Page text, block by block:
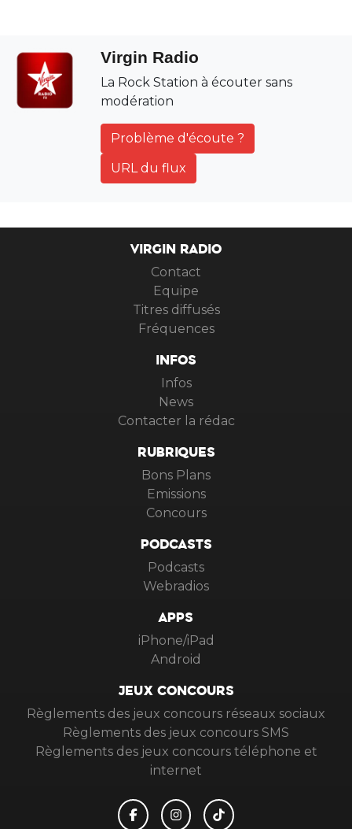
Virgin Radio
La Rock Station à écouter sans
modération
Problème d'écoute ?
URL du flux
VIRGIN RADIO
Contact
Equipe
Titres diffusés
Fréquences
INFOS
Infos
News
Contacter la rédac
RUBRIQUES
Bons Plans
Emissions
Concours
PODCASTS
Podcasts
Webradios
APPS
iPhone/iPad
Android
JEUX CONCOURS
Règlements des jeux concours réseaux sociaux
Règlements des jeux concours SMS
Règlements des jeux concours téléphone et
internet